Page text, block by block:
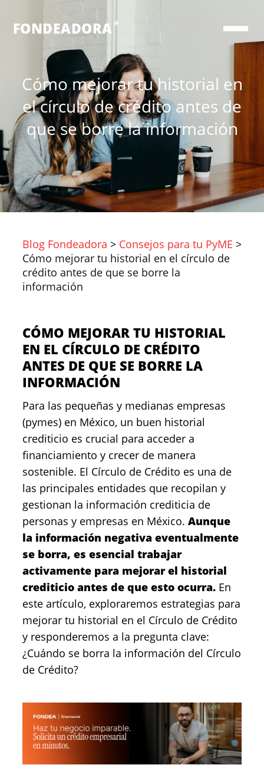
FONDEADORA ®
Cómo mejorar tu historial en
el círculo de crédito antes de
que se borre la información
Blog Fondeadora > Consejos para tu PyME >
Cómo mejorar tu historial en el círculo de
crédito antes de que se borre la
información
CÓMO MEJORAR TU HISTORIAL
EN EL CÍRCULO DE CRÉDITO
ANTES DE QUE SE BORRE LA
INFORMACIÓN
Para las pequeñas y medianas empresas
(pymes) en México, un buen historial
crediticio es crucial para acceder a
financiamiento y crecer de manera
sostenible. El Círculo de Crédito es una de
las principales entidades que recopilan y
gestionan la información crediticia de
personas y empresas en México. Aunque
la información negativa eventualmente
se borra, es esencial trabajar
activamente para mejorar el historial
crediticio antes de que esto ocurra. En
este artículo, exploraremos estrategias para
mejorar tu historial en el Círculo de Crédito
y responderemos a la pregunta clave:
¿Cuándo se borra la información del Círculo
de Crédito?